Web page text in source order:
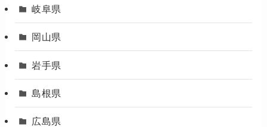
岐阜県
岡山県
岩手県
島根県
広島県